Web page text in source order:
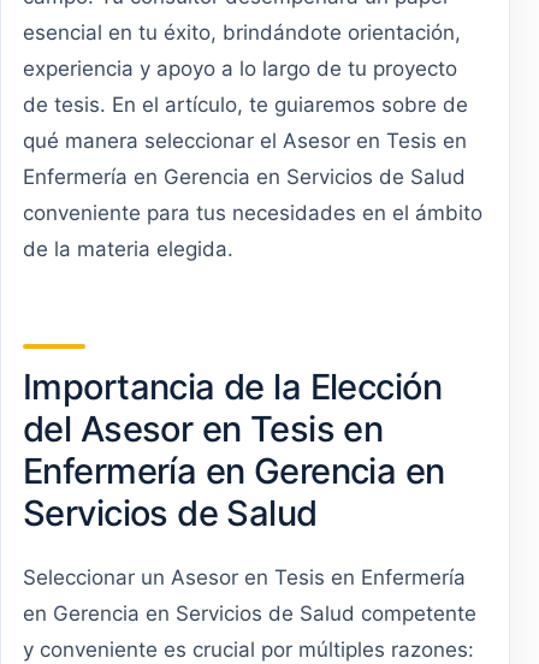
esencial en tu éxito, brindándote orientación,
experiencia y apoyo a lo largo de tu proyecto
de tesis. En el artículo, te guiaremos sobre de
qué manera seleccionar el Asesor en Tesis en
Enfermería en Gerencia en Servicios de Salud
conveniente para tus necesidades en el ámbito
de la materia elegida.
Importancia de la Elección
del Asesor en Tesis en
Enfermería en Gerencia en
Servicios de Salud
Seleccionar un Asesor en Tesis en Enfermería
en Gerencia en Servicios de Salud competente
y conveniente es crucial por múltiples razones: